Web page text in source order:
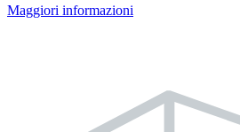
Maggiori informazioni